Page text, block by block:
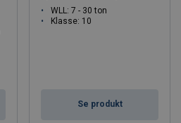
WLL: 7 - 30 ton
Klasse: 10
Se produkt